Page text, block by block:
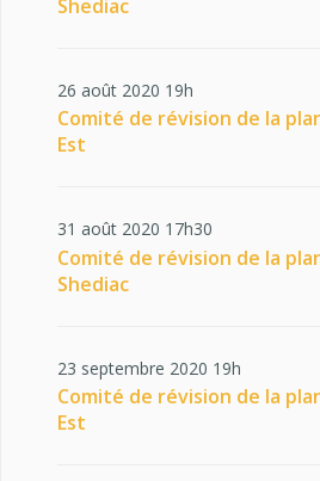
Shediac
26 août 2020 19h
Comité de révision de la
Est
31 août 2020 17h30
Comité de révision de la
Shediac
23 septembre 2020 19h
Comité de révision de la
Est